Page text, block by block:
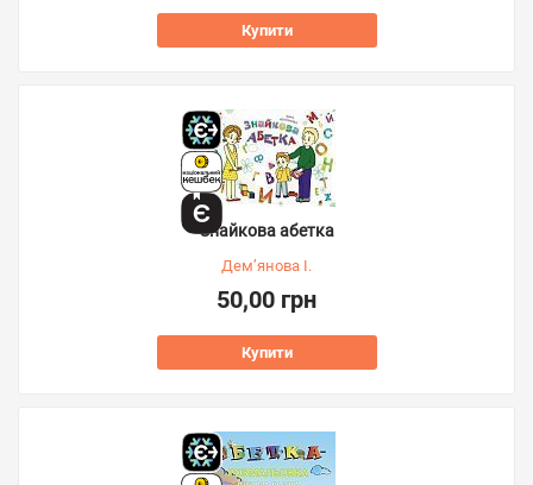
Купити
Знайкова абетка
Дем’янова І.
50,00 грн
Купити